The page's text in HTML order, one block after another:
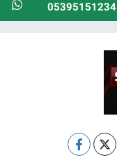
05395151234